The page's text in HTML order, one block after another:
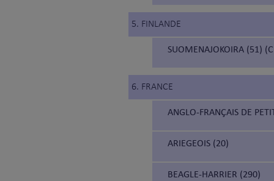
5. FINLANDE
SUOMENAJOKOIRA (51)
6. FRANCE
ANGLO-FRANÇAIS DE
ARIEGEOIS (20)
BEAGLE-HARRIER (290)